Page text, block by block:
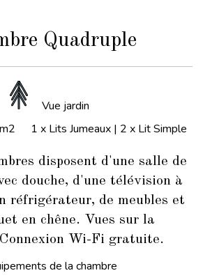
Quadruple
Vue jardin
1 x Lits Jumeaux | 2 x Lit Simple
disposent d'une salle de
douche, d'une télévision à
réfrigérateur, de meubles et
en chêne. Vues sur la
Wi-Fi gratuite.
de la chambre